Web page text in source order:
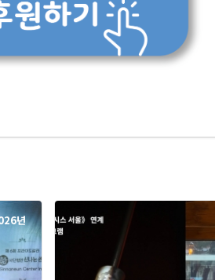
년